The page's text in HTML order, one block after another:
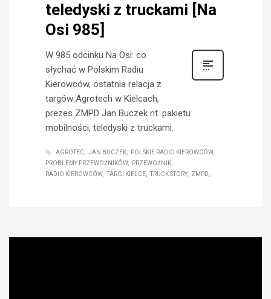
teledyski z truckami [Na
Osi 985]
W 985 odcinku Na Osi: co
słychać w Polskim Radiu
Kierowców, ostatnia relacja z
targów Agrotech w Kielcach,
prezes ZMPD Jan Buczek nt. pakietu
mobilności, teledyski z truckami.
AGROTEC JAN BUCZEK
POLSKIE RADIO KIEROWCÓW
PROBLEMY PRZEWOŹNIKÓW
PRZEWOŹNIK
RADIO KIEROWCÓW
TARGI KIELCE TRUCK STORY ZMPD